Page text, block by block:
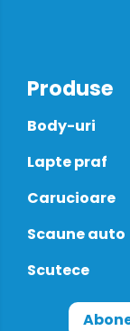
Produse
Body-uri
Lapte praf
Carucioare
Scaune auto
Scutece